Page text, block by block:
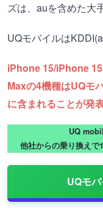
ズは、auを含めた大
UQモバイルは
iPhone 15/iPhone
Maxの4機種はUQモ
に含まれることが発
UQ
他社からの乗り換えで
UQモ